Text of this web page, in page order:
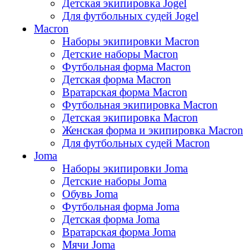
Детская экипировка Jogel
Для футбольных судей Jogel
Macron
Наборы экипировки Macron
Детские наборы Macron
Футбольная форма Macron
Детская форма Macron
Вратарская форма Macron
Футбольная экипировка Macron
Детская экипировка Macron
Женская форма и экипировка Macron
Для футбольных судей Macron
Joma
Наборы экипировки Joma
Детские наборы Joma
Обувь Joma
Футбольная форма Joma
Детская форма Joma
Вратарская форма Joma
Мячи Joma